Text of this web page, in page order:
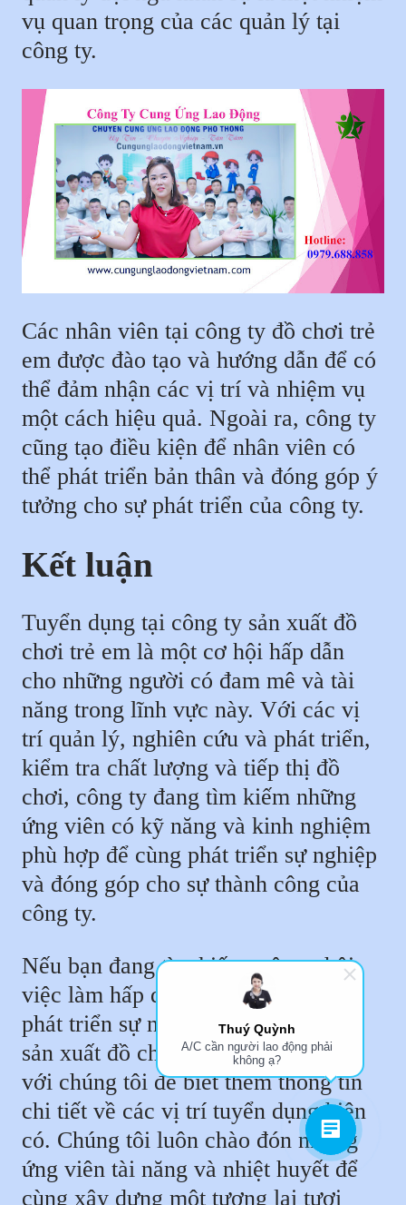
vụ quan trọng của các quản lý tại
công ty.
Các nhân viên tại công ty đồ chơi trẻ
em được đào tạo và hướng dẫn để có
thể đảm nhận các vị trí và nhiệm vụ
một cách hiệu quả. Ngoài ra, công ty
cũng tạo điều kiện để nhân viên có
thể phát triển bản thân và đóng góp ý
tưởng cho sự phát triển của công ty.
Kết luận
Tuyển dụng tại công ty sản xuất đồ
chơi trẻ em là một cơ hội hấp dẫn
cho những người có đam mê và tài
năng trong lĩnh vực này. Với các vị
trí quản lý, nghiên cứu và phát triển,
kiểm tra chất lượng và tiếp thị đồ
chơi, công ty đang tìm kiếm những
ứng viên có kỹ năng và kinh nghiệm
phù hợp để cùng phát triển sự nghiệp
và đóng góp cho sự thành công của
công ty.
Nếu bạn đang tìm kiếm một cơ hội
việc làm hấp dẫn và có tiềm năng
phát triển sự nghiệp tại một công ty
sản xuất đồ chơi trẻ em, hãy liên hệ
với chúng tôi để biết thêm thông tin
chi tiết về các vị trí tuyển dụng hiện
có. Chúng tôi luôn chào đón những
ứng viên tài năng và nhiệt huyết để
cùng xây dựng một tương lai tươi
Thuý Quỳnh
A/C cần người lao động phải
không ạ?